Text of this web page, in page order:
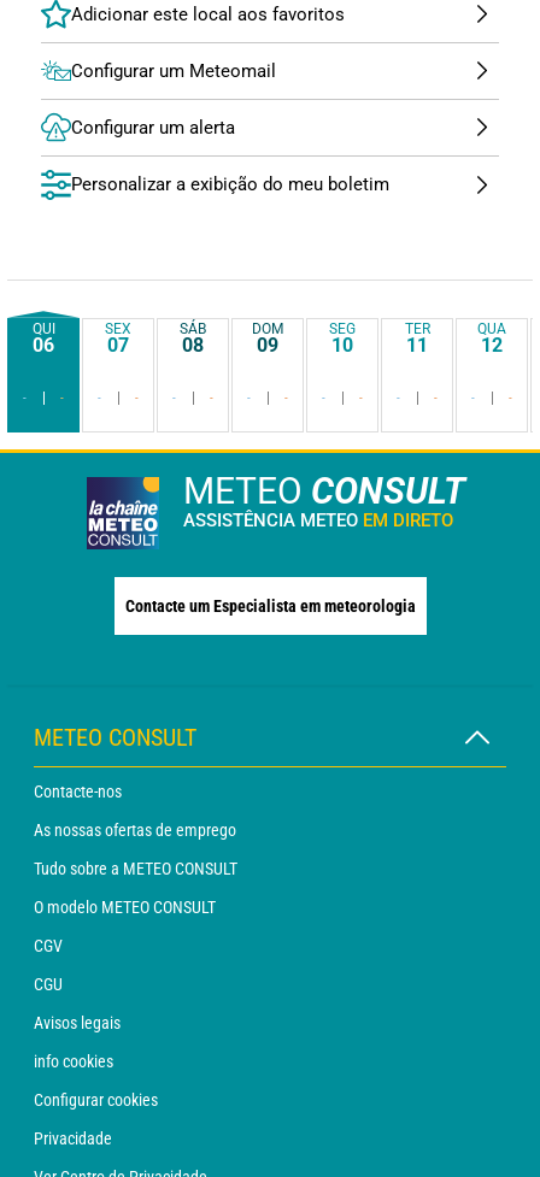
Configurar um Meteomail
Configurar um alerta
Personalizar a exibição do meu boletim
QUI
06
- -
SEX
07
- -
SÁB
08
- -
DOM
09
- -
SEG
10
- -
TER
11
- -
QUA
12
- -
METEO CONSULT
ASSISTÊNCIA METEO EM DIRETO
Contacte um Especialista em meteorologia
METEO CONSULT
Contacte-nos
As nossas ofertas de emprego
Tudo sobre a METEO CONSULT
O modelo METEO CONSULT
CGV
CGU
Avisos legais
info cookies
Configurar cookies
Privacidade